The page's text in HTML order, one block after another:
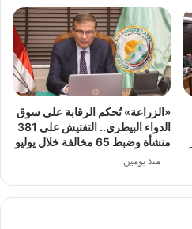
«الزراعة» تُحكم الرقابة على سوق
الدواء البيطري.. التفتيش على 381
منشأة وضبط 65 مخالفة خلال يوليو
منذ يومين